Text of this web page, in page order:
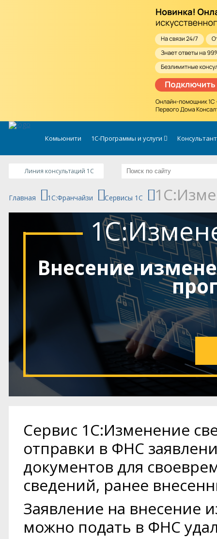
Комьюнити 1С-Программы и услуги
Линия консультаций 1C
Главная 1C:Франчайзи Сервисы 1С
Внесение
Сервис 1С:Изменение
отправки в ФНС
документов для
сведений, ранее
Заявление на внесение
можно подать в ФНС